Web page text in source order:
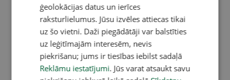
ģeolokācijas datus un ierīces
raksturlielumus. Jūsu izvēles attiecas tikai
uz šo vietni. Daži piegādātāji var balstīties
uz leģitīmajām interesēm, nevis
piekrišanu; jums ir tiesības iebilst sadaļā
Reklāmu iestatījumi. Jūs varat atsaukt savu